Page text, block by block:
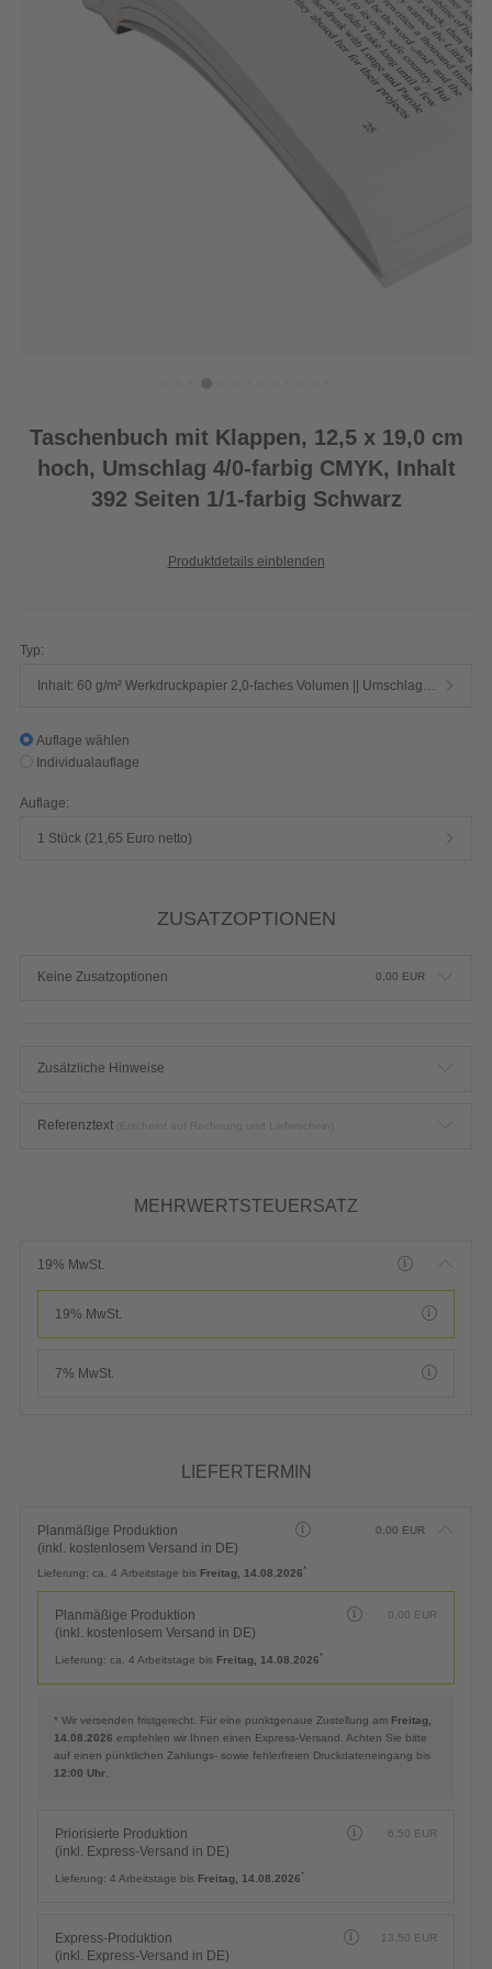
Taschenbuch mit Klappen, 12,5 x 19,0 cm
hoch, Umschlag 4/0-farbig CMYK, Inhalt
392 Seiten 1/1-farbig Schwarz
Produktdetails einblenden
Typ:
Auflage wählen
Individualauflage
Auflage:
1 Stück (21,65 Euro netto)
ZUSATZOPTIONEN
Keine Zusatzoptionen 0,00 EUR
Zusätzliche Hinweise
Referenztext
MEHRWERTSTEUERSATZ
19% MwSt.
19% MwSt.
7% MwSt.
LIEFERTERMIN
Planmäßige Produktion
(inkl. kostenlosem Versand in DE)
0,00 EUR
Lieferung: ca. 4 Arbeitstage bis Freitag, 14.08.2026*
Planmäßige Produktion
(inkl. kostenlosem Versand in DE)
0,00 EUR
Lieferung: ca. 4 Arbeitstage bis Freitag, 14.08.2026*
* Wir versenden fristgerecht. Für eine punktgenaue Zustellung am Freitag,
14.08.2026 empfehlen wir Ihnen einen Express-Versand. Achten Sie bitte
auf einen pünktlichen Zahlungs- sowie fehlerfreien Druckdateneingang bis
12:00 Uhr
Priorisierte Produktion
(inkl. Express-Versand in DE)
6,50 EUR
Lieferung: 4 Arbeitstage bis Freitag, 14.08.2026*
Express-Produktion
(inkl. Express-Versand in DE)
13,50 EUR